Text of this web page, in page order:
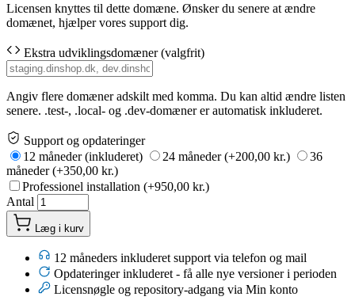
Licensen knyttes til dette domæne. Ønsker du senere at ændre
domænet, hjælper vores support dig.
Ekstra udviklingsdomæner (valgfrit)
Angiv flere domæner adskilt med komma. Du kan altid ændre listen
senere. .test-, .local- og .dev-domæner er automatisk inkluderet.
Support og opdateringer
12 måneder (inkluderet)
24 måneder (+200,00 kr.)
36
måneder (+350,00 kr.)
Professionel installation (+950,00 kr.)
Antal
Læg i kurv
12 måneders inkluderet support via telefon og mail
Opdateringer inkluderet - få alle nye versioner i perioden
Licensnøgle og repository-adgang via Min konto